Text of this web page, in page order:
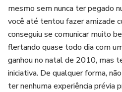
mesmo sem nunca ter pegado
você até tentou fazer amizade
conseguiu se comunicar muito
flertando quase todo dia com
ganhou no natal de 2010, mas
iniciativa. De qualquer forma,
ter nenhuma experiência prévia